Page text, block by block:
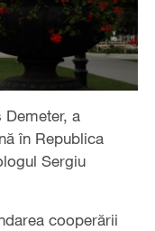
a
în Republica
Sergiu
cooperării